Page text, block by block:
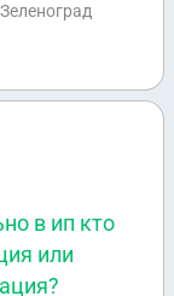
быть с
ли оспорить
детей! Что
в ип кто
или